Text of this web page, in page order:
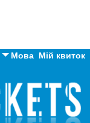
Мій квиток
Мова
Англійська
Російська